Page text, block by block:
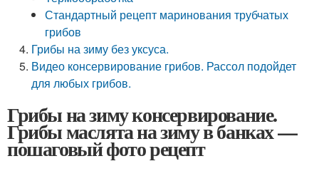
Стандартный рецепт маринования трубчатых
грибов
Грибы на зиму без уксуса.
Видео консервирование грибов. Рассол подойдет
для любых грибов.
Грибы на зиму консервирование.
Грибы маслята на зиму в банках —
пошаговый фото рецепт